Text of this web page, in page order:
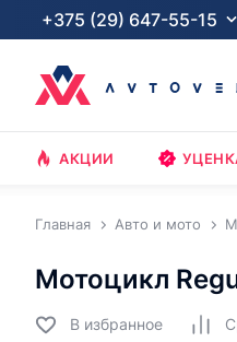
+375 (29) 647-55-15
АКЦИИ
Главная Авто и мото
Мотоцикл
В избранное